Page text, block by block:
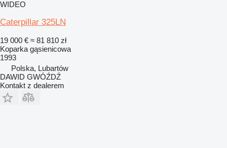
WIDEO
Caterpillar 325LN
19 000 € ≈ 81 810 zł
Koparka gąsienicowa
1993
Polska, Lubartów
DAWID GWÓŹDŹ
Kontakt z dealerem